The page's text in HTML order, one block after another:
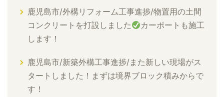
鹿児島市/外構リフォーム工事進捗/物置用の土間
コンクリートを打設しました
カーポートも施工
します！
鹿児島市/新築外構工事進捗/また新しい現場がス
タートしました！まずは境界ブロック積みからで
す！